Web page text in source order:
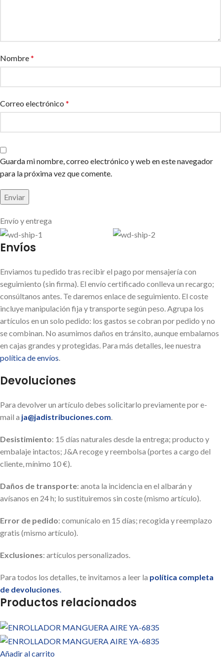
Nombre*
Correo electrónico *
Guarda mi nombre, correo electrónico y web en este navegador
para la próxima vez que comente.
Envío y entrega
Envíos
Enviamos tu pedido tras recibir el pago por mensajería con
seguimiento (sin firma). El envío certificado conlleva un recargo;
consúltanos antes. Te daremos enlace de seguimiento. El coste
incluye manipulación fija y transporte según peso. Agrupa los
artículos en un solo pedido: los gastos se cobran por pedido y no
se combinan. No asumimos daños en tránsito, aunque embalamos
en cajas grandes y protegidas. Para más detalles, lee nuestra
política de envíos
Devoluciones
Para devolver un artículo debes solicitarlo previamente por e-
mail a ja@jadistribuciones.com
Desistimiento: 15 días naturales desde la entrega; producto y
embalaje intactos; J&A recoge y reembolsa (portes a cargo del
cliente, mínimo 10 €).
Daños de transporte: anota la incidencia en el albarán y
avísanos en 24 h; lo sustituiremos sin coste (mismo artículo).
Error de pedido: comunícalo en 15 días; recogida y reemplazo
gratis (mismo artículo).
Exclusiones: artículos personalizados.
Para todos los detalles, te invitamos a leer la política completa
de devoluciones
Productos relacionados
Añadir al carrito